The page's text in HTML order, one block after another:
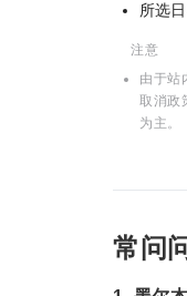
所选
注意
由于站
取消政
为主。
常问